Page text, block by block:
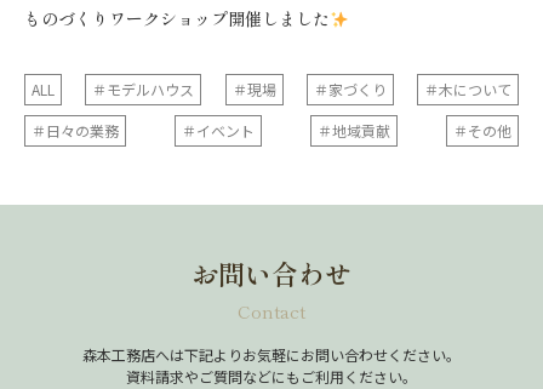
ものづくりワークショップ開催しました
ALL ＃モデルハウス ＃現場 ＃家づくり
＃木について
＃日々の業務
＃イベント ＃地域貢献 ＃その他
お問い合わせ
Contact
森本工務店へは下記よりお気軽にお問い合わせください。
資料請求やご質問などにもご利用ください。